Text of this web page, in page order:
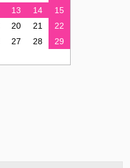
13 14
15
20 21
22
27 28
29